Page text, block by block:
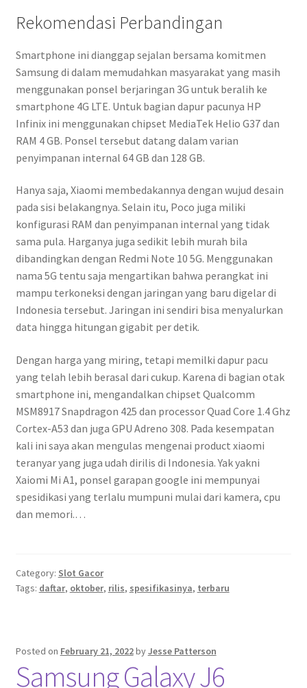
Rekomendasi Perbandingan
Smartphone ini dianggap sejalan bersama komitmen
Samsung di dalam memudahkan masyarakat yang masih
menggunakan ponsel berjaringan 3G untuk beralih ke
smartphone 4G LTE. Untuk bagian dapur pacunya HP
Infinix ini menggunakan chipset MediaTek Helio G37 dan
RAM 4 GB. Ponsel tersebut datang dalam varian
penyimpanan internal 64 GB dan 128 GB.
Hanya saja, Xiaomi membedakannya dengan wujud desain
pada sisi belakangnya. Selain itu, Poco juga miliki
konfigurasi RAM dan penyimpanan internal yang tidak
sama pula. Harganya juga sedikit lebih murah bila
dibandingkan dengan Redmi Note 10 5G. Menggunakan
nama 5G tentu saja mengartikan bahwa perangkat ini
mampu terkoneksi dengan jaringan yang baru digelar di
Indonesia tersebut. Jaringan ini sendiri bisa menyalurkan
data hingga hitungan gigabit per detik.
Dengan harga yang miring, tetapi memilki dapur pacu
yang telah lebih berasal dari cukup. Karena di bagian otak
smartphone ini, mengandalkan chipset Qualcomm
MSM8917 Snapdragon 425 dan processor Quad Core 1.4 Ghz
Cortex-A53 dan juga GPU Adreno 308. Pada kesempatan
kali ini saya akan mengulas mengenai product xiaomi
teranyar yang juga udah dirilis di Indonesia. Yak yakni
Xaiomi Mi A1, ponsel garapan google ini mempunyai
spesidikasi yang terlalu mumpuni mulai dari kamera, cpu
dan memori.…
Category: Slot Gacor
Tags: daftar, oktober, rilis, spesifikasinya, terbaru
Posted on February 21, 2022byJesse Patterson
Samsung Galaxy J6